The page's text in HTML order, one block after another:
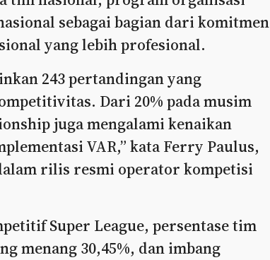
sebagai bagian dari komitmen
yang lebih profesional.
243 pertandingan yang
Dari 20% pada musim
juga mengalami kenaikan
VAR,” kata Ferry Paulus,
rilis resmi operator kompetisi
Super League, persentase tim
menang 30,45%, dan imbang